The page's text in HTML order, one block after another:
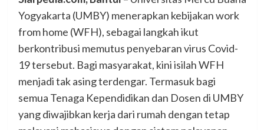
Yogyakarta (UMBY) menerapkan kebijakan work
from home (WFH), sebagai langkah ikut
berkontribusi memutus penyebaran virus Covid-
19 tersebut. Bagi masyarakat, kini isilah WFH
menjadi tak asing terdengar. Termasuk bagi
semua Tenaga Kependidikan dan Dosen di UMBY
yang diwajibkan kerja dari rumah dengan tetap